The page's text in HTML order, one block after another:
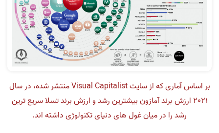
بر اساس آماری که از سایت Visual Capitalist منتشر شده، در سال
2021 ارزش برند آمازون بیشترین رشد و ارزش برند تسلا سریع ترین
رشد را در میان غول های دنیای تکنولوژی داشته اند.